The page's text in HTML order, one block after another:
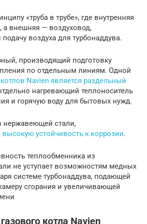
«труба в трубе», где внутренняя
а внешняя — воздуховод,
воздуха для турбонаддува.
производящий подготовку
по отдельным линиям. Одной
котлов Navien является раздельный
нагревающий теплоноситель
и горячую воду для бытовых нужд.
нержавеющей стали,
высокую устойчивость к коррозии.
теплообменника из
не уступает возможностям медных
системе турбонаддува, подающей
сгорания и увеличивающей
котла Navien